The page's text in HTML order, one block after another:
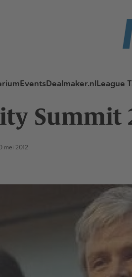
EventsDealmaker.nlLeague
Summit
mei 2012